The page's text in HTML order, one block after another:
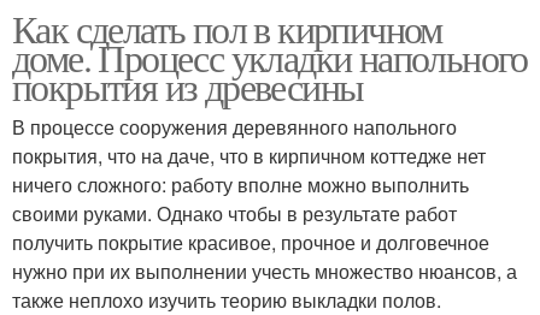
Как сделать пол в кирпичном
доме. Процесс укладки напольного
покрытия из древесины
В процессе сооружения деревянного напольного
покрытия, что на даче, что в кирпичном коттедже нет
ничего сложного: работу вполне можно выполнить
своими руками. Однако чтобы в результате работ
получить покрытие красивое, прочное и долговечное
нужно при их выполнении учесть множество нюансов, а
также неплохо изучить теорию выкладки полов.